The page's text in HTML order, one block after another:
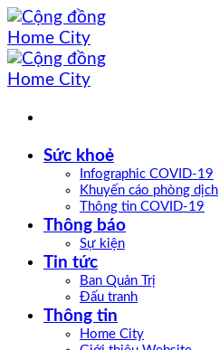
Bỏ
qua
nội
dung
Sức khoẻ
Infographic COVID-19
Khuyến cáo phòng dịch
Thông tin COVID-19
Thông báo
Sự kiện
Tin tức
Ban Quản Trị
Đấu tranh
Thông tin
Home City